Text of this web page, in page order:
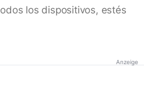
los dispositivos, estés
Anzeige